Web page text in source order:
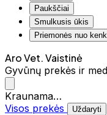
Paukščiai
Smulkusis ūkis
Priemonės nuo
Aro Vet. Vaistinė
Gyvūnų prekės ir
Kraunama…
Visos prekės
Uždaryti